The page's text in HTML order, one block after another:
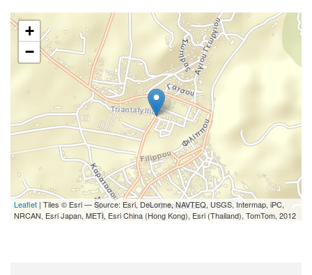
+
−
Leaflet | Tiles © Esri — Source: Esri, DeLorme, NAVTEQ, USGS, Intermap, iPC,
NRCAN, Esri Japan, METI, Esri China (Hong Kong), Esri (Thailand), TomTom, 2012